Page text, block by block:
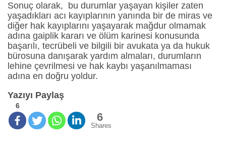
Sonuç olarak, bu durumlar yaşayan kişiler zaten
yaşadıkları acı kayıplarının yanında bir de miras ve
diğer hak kayıplarını yaşayarak mağdur olmamak
adına gaiplik kararı ve ölüm karinesi konusunda
başarılı, tecrübeli ve bilgili bir avukata ya da hukuk
bürosuna danışarak yardım almaları, durumların
lehine çevrilmesi ve hak kaybı yaşanılmaması
adına en doğru yoldur.
Yazıyı Paylaş
6
6
Shares